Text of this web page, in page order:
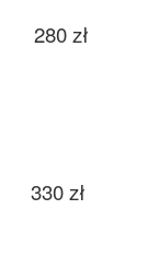
280 zł
330 zł